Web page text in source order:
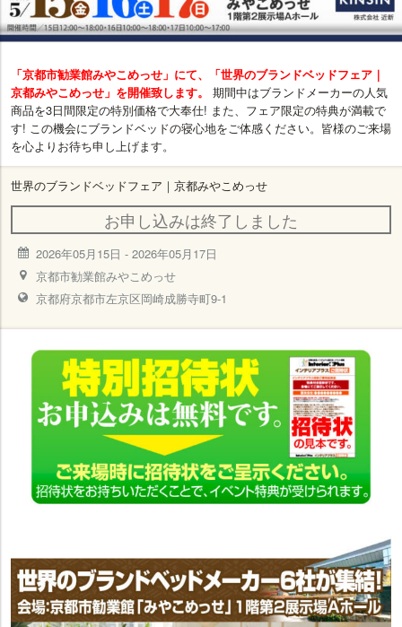
「京都市勧業館みやこめっせ」にて、「世界のブランドベッドフェア｜
京都みやこめっせ」を開催致します。
期間中はブランドメーカーの人気
商品を3日間限定の特別価格で大奉仕! また、フェア限定の特典が満載で
す! この機会にブランドベッドの寝心地をご体感ください。皆様のご来場
を心よりお待ち申し上げます。
世界のブランドベッドフェア｜京都みやこめっせ
お申し込みは終了しました
2026年05月15日 - 2026年05月17日
京都市勧業館みやこめっせ
京都府京都市左京区岡崎成勝寺町9-1